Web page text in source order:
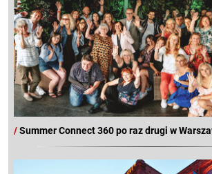
/Summer Connect 360 po raz drugi w